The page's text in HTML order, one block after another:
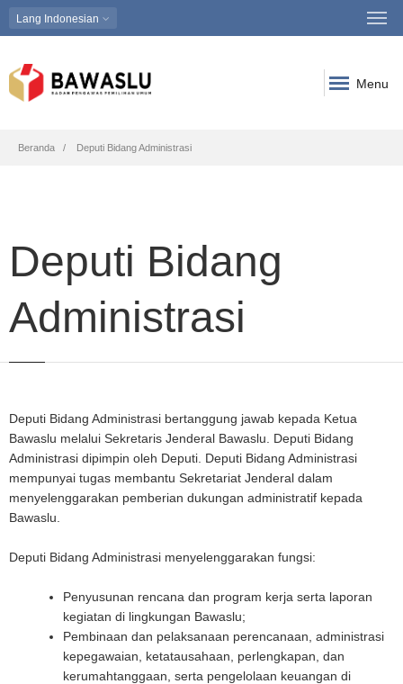
Lang Indonesian
Menu
Breadcrumb
Beranda Deputi Bidang Administrasi
Deputi Bidang
Administrasi
Deputi Bidang Administrasi bertanggung jawab kepada Ketua
Bawaslu melalui Sekretaris Jenderal Bawaslu. Deputi Bidang
Administrasi dipimpin oleh Deputi. Deputi Bidang Administrasi
mempunyai tugas membantu Sekretariat Jenderal dalam
menyelenggarakan pemberian dukungan administratif kepada
Bawaslu.
Deputi Bidang Administrasi menyelenggarakan fungsi:
Penyusunan rencana dan program kerja serta laporan
kegiatan di lingkungan Bawaslu;
Pembinaan dan pelaksanaan perencanaan, administrasi
kepegawaian, ketatausahaan, perlengkapan, dan
kerumahtanggaan, serta pengelolaan keuangan di